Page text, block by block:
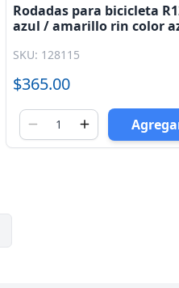
Rodadas para bicicleta
azul / amarillo rin color
SKU: 128115
$365.00